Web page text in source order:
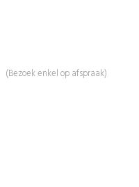
(Bezoek enkel op afspraak)